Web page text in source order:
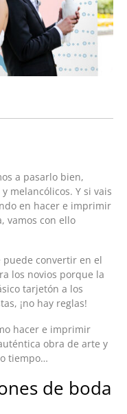
a pasarlo bien,
melancólicos. Y si vais
en hacer e imprimir
vamos con ello
convertir en el
los novios porque la
tarjetón a los
¡no hay reglas!
hacer e imprimir
obra de arte y
tiempo…
de boda